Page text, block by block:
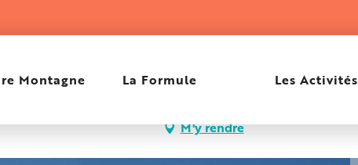
Montagne La Formule Les Activités
M'y rendre